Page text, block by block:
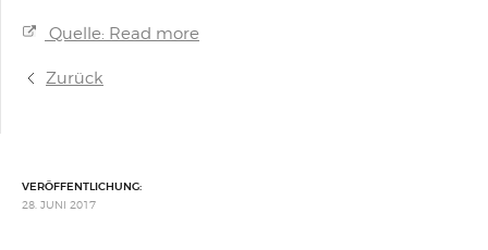
Quelle: Read more
Zurück
VERÖFFENTLICHUNG:
28. JUNI 2017